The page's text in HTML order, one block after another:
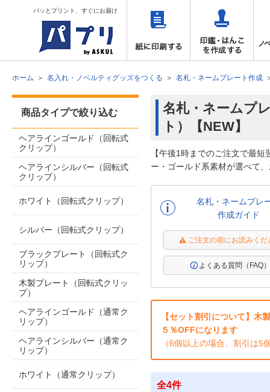
パッとプリント、すぐにお届け
ホーム 名入れ・ノベルティグッズをつくる 名札・ネームプレート作成
名札・ネームプ
ト）【NEW】
【午後1時までのご注文で最
ー・ゴールド系素材が選べて
名札・ネームプレ
作成ガイド
ご注文の前にお読みくだ
よくある質問（FAQ
【セット割引について】木
５％OFFになります
（6個以上の場合、割引は
全4件
商品タイプで絞り込む
ヘアラインゴールド（回転式
クリップ）
ヘアラインシルバー（回転式
クリップ）
ホワイト（回転式クリップ）
シルバー（回転式クリップ）
ブラックプレート（回転式ク
リップ）
木製プレート（回転式クリッ
プ）
ヘアラインゴールド（通常ク
リップ）
ヘアラインシルバー（通常ク
リップ）
ホワイト（通常クリップ）